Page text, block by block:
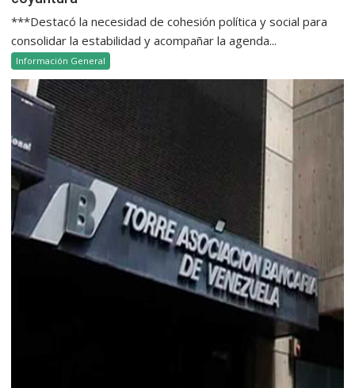
***Destacó la necesidad de cohesión política y social para
consolidar la estabilidad y acompañar la agenda...
Información General